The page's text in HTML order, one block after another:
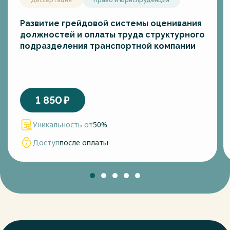
[Электронный ресурс] : справочно-правовая система / ЗАО
«КонсультантПлюс». – Электр. дан. – Режим доступа :
URL:http://www.consultant.ru.– Загл. с экрана.
13. Приказ Минтруда России от 31.05.2013 № 235 "Об
справочно-правовой системы Консультант Плюс
[Электронный ресурс] : справочно-правовая система / ЗАО
«КонсультантПлюс». – Электр. дан. – Режим доступа :
URL:http://www.consultant.ru.– Загл. с экрана.
14. Приказ Минздрава России от 23.10.2019 N 878н "Об
утверждении Порядка организации медицинской
реабилитации детей" (Зарегистрировано в Минюсте России
Консультант Плюс [Электронный ресурс] : справочно-
правовая система / ЗАО «КонсультантПлюс». – Электр. дан.
15. Приказ Минздрава России от 31.07.2020 N 788н (ред. от
Развитие грейдовой системы оценивания
должностей и оплаты труда структурного
подразделения транспортной компании
1 850₽
Уникальность от50%
Доступпосле оплаты